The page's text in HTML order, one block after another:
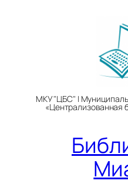
МКУ "ЦБС" |
«Централизованная